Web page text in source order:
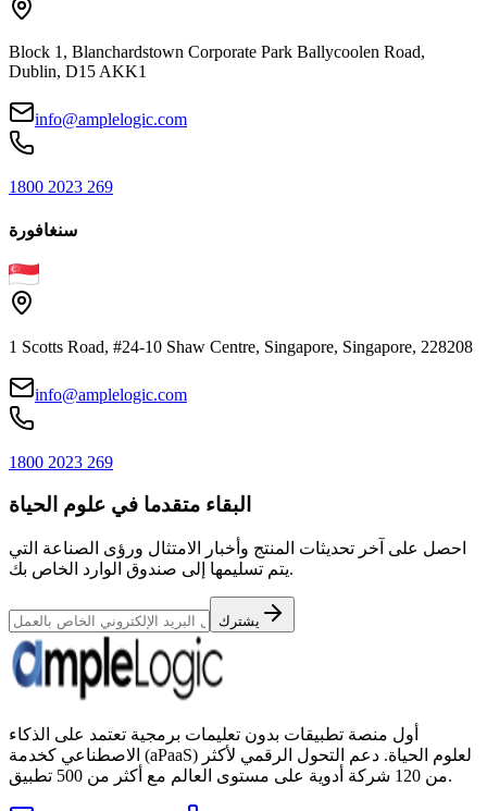
Block 1, Blanchardstown Corporate Park Ballycoolen Road,
Dublin, D15 AKK1
info@amplelogic.com
1800 2023 269
سنغافورة
1 Scotts Road, #24-10 Shaw Centre, Singapore, Singapore, 228208
info@amplelogic.com
1800 2023 269
البقاء متقدما في علوم الحياة
احصل على آخر تحديثات المنتج وأخبار الامتثال ورؤى الصناعة التي
يتم تسليمها إلى صندوق الوارد الخاص بك.
يشترك
أول منصة تطبيقات بدون تعليمات برمجية تعتمد على الذكاء
الاصطناعي كخدمة (aPaaS) لعلوم الحياة. دعم التحول الرقمي لأكثر
من 120 شركة أدوية على مستوى العالم مع أكثر من 500 تطبيق.